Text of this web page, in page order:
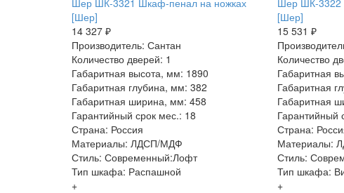
[Шер]
14 327 ₽
Производитель: Сантан
Количество дверей: 1
Габаритная высота, мм: 1890
Габаритная глубина, мм: 382
Габаритная ширина, мм: 458
Гарантийный срок мес.: 18
Страна: Россия
Материалы: ЛДСП/МДФ
Стиль: Современный:Лофт
Тип шкафа: Распашной
+
[Шер]
15 531 ₽
Количество
Габаритная
Габаритная
Габаритная
Гарантийный
Страна:
Материалы:
Стиль:
Тип шкафа:
+